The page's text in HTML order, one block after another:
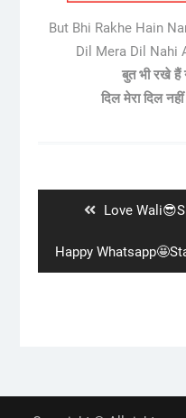
But Bhi Rakhe Hain
Dil Mera Dil Nahi
बुत भी रखे हैं
दिल मेरा दिल
Previous
Love
Next
post:
Happy